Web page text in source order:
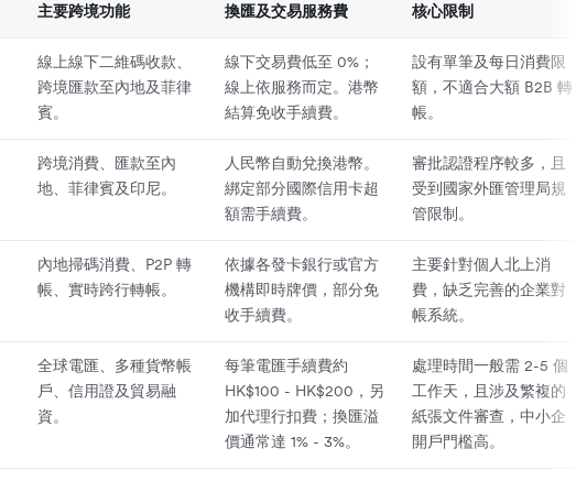
主要跨境功能 換匯及交易服務費 核心限制
線上線下二維碼收款、
跨境匯款至內地及菲律
賓。
線下交易費低至 0%；
線上依服務而定。港幣
結算免收手續費。
設有單筆及每日消費限
額，不適合大額 B2B 轉
帳。
跨境消費、匯款至內
地、菲律賓及印尼。
人民幣自動兌換港幣。
綁定部分國際信用卡超
額需手續費。
審批認證程序較多，且
受到國家外匯管理局規
管限制。
內地掃碼消費、P2P 轉
帳、實時跨行轉帳。
依據各發卡銀行或官方
機構即時牌價，部分免
收手續費。
主要針對個人北上消
費，缺乏完善的企業對
帳系統。
全球電匯、多種貨幣帳
戶、信用證及貿易融
資。
每筆電匯手續費約
HK$100 - HK$200，另
加代理行扣費；換匯溢
價通常達 1% - 3%。
處理時間一般需 2-5 個
工作天，且涉及繁複的
紙張文件審查，中小企
開戶門檻高。